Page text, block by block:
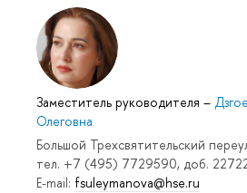
Заместитель руководителя –
Олеговна
Большой Трехсвятительский
тел. +7 (495) 7729590, доб.
E-mail: fsuleymanova@hse.ru